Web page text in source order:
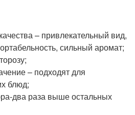
– привлекательный вид,
сильный аромат;
– подходят для
блюд;
два раза выше остальных